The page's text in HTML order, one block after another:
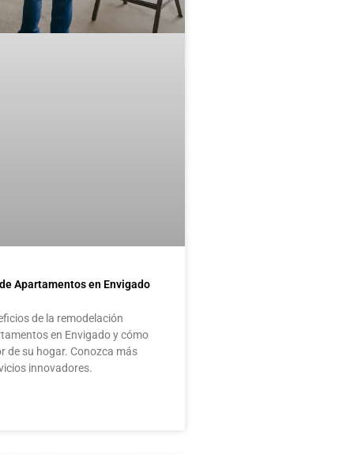
Apartamentos en Envigado
de la remodelación
en Envigado y cómo
de su hogar. Conozca más
innovadores.